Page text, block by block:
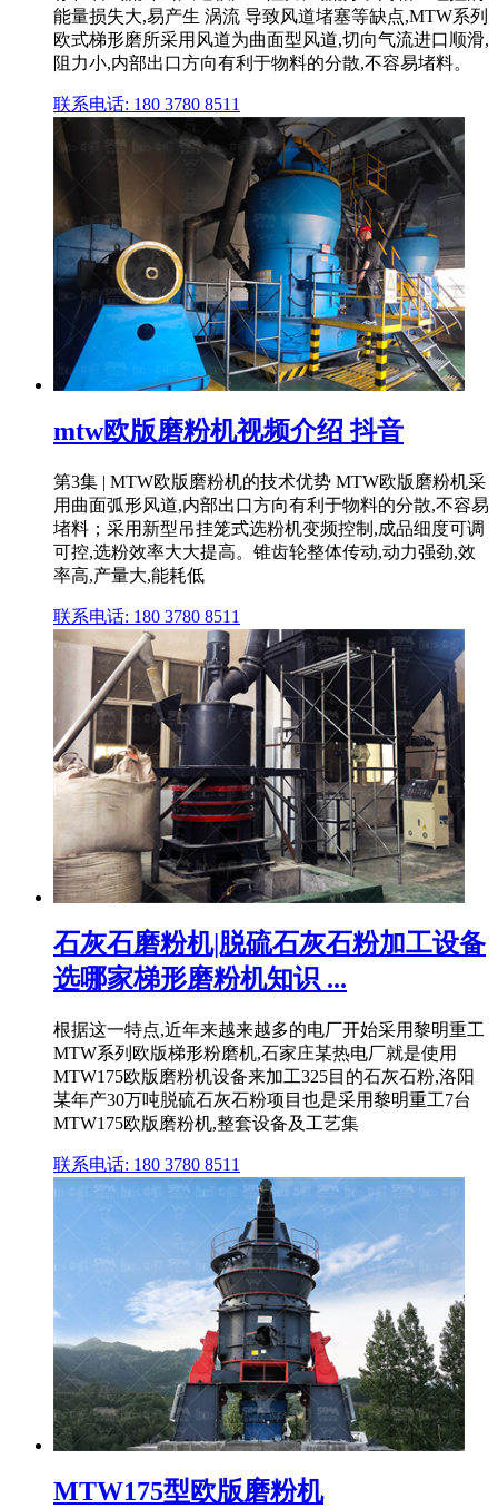
能量损失大,易产生 涡流 导致风道堵塞等缺点,MTW系列
欧式梯形磨所采用风道为曲面型风道,切向气流进口顺滑,
阻力小,内部出口方向有利于物料的分散,不容易堵料。
联系电话: 180 3780 8511
mtw欧版磨粉机视频介绍 抖音
第3集 | MTW欧版磨粉机的技术优势 MTW欧版磨粉机采
用曲面弧形风道,内部出口方向有利于物料的分散,不容易
堵料；采用新型吊挂笼式选粉机变频控制,成品细度可调
可控,选粉效率大大提高。锥齿轮整体传动,动力强劲,效
率高,产量大,能耗低
联系电话: 180 3780 8511
石灰石磨粉机|脱硫石灰石粉加工设备
选哪家梯形磨粉机知识 ...
根据这一特点,近年来越来越多的电厂开始采用黎明重工
MTW系列欧版梯形粉磨机,石家庄某热电厂就是使用
MTW175欧版磨粉机设备来加工325目的石灰石粉,洛阳
某年产30万吨脱硫石灰石粉项目也是采用黎明重工7台
MTW175欧版磨粉机,整套设备及工艺集
联系电话: 180 3780 8511
MTW175型欧版磨粉机